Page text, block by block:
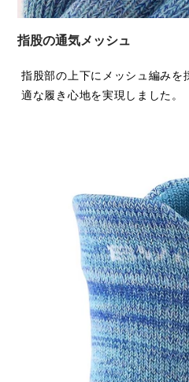
指股の通気メッシュ
指股部の上下にメッシュ編みを
適な履き心地を実現しました。